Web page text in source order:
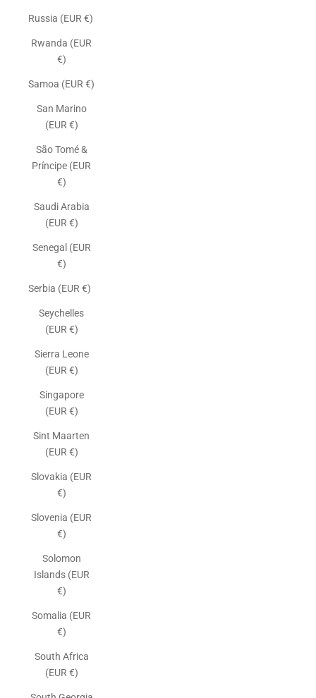
Russia (EUR €)
Rwanda (EUR
€)
Samoa (EUR €)
San Marino
(EUR €)
São Tomé &
Príncipe (EUR
€)
Saudi Arabia
(EUR €)
Senegal (EUR
€)
Serbia (EUR €)
Seychelles
(EUR €)
Sierra Leone
(EUR €)
Singapore
(EUR €)
Sint Maarten
(EUR €)
Slovakia (EUR
€)
Slovenia (EUR
€)
Solomon
Islands (EUR
€)
Somalia (EUR
€)
South Africa
(EUR €)